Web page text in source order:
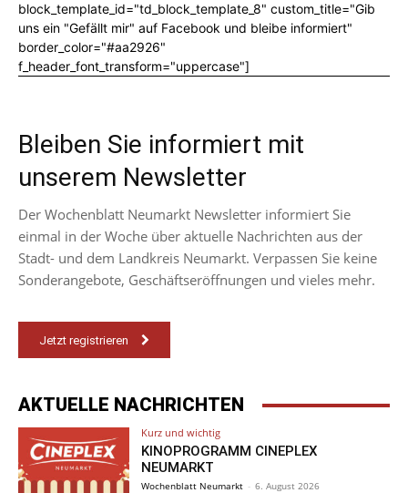
block_template_id="td_block_template_8" custom_title="Gib
uns ein "Gefällt mir" auf Facebook und bleibe informiert"
border_color="#aa2926"
f_header_font_transform="uppercase"]
Bleiben Sie informiert mit
unserem Newsletter
Der Wochenblatt Neumarkt Newsletter informiert Sie
einmal in der Woche über aktuelle Nachrichten aus der
Stadt- und dem Landkreis Neumarkt. Verpassen Sie keine
Sonderangebote, Geschäftseröffnungen und vieles mehr.
Jetzt registrieren
AKTUELLE NACHRICHTEN
Kurz und wichtig
KINOPROGRAMM CINEPLEX
NEUMARKT
Wochenblatt Neumarkt - 6. August 2026